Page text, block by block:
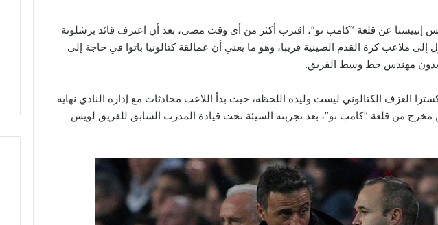
عن قلعة “كامب نو”، اقترب أكثر من أي وقت مضى، بعد أن اعترف قائد برشلونة
إلى ملاعب كرة القدم الصينية قريبا، وهو ما يعني أن عمالقة كتالونيا باتوا في حاجة إلى
بدون مهندس خط وسط الفريق.
العزف الكتالوني ليست وليدة اللحظة، حيث بدأ اللاعب محادثات مع إدارة النادي نهاية
من قلعة “كامب نو”، بعد تجربته السيئة تحت قيادة المدرب السابق للفريق لويس